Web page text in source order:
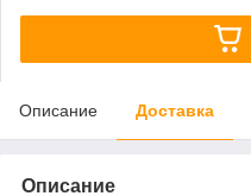
Описание Доставка
Описание